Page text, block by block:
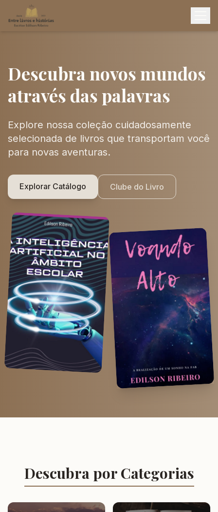
Descubra novos mundos
através das palavras
Explore nossa coleção cuidadosamente
selecionada de livros que transportam você
para novas aventuras.
Explorar Catálogo Clube do Livro
Descubra por Categorias